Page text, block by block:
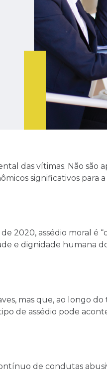
das vítimas. Não são
significativos para
2020, assédio moral
e dignidade humana
mas que, ao longo
de assédio pode
de condutas